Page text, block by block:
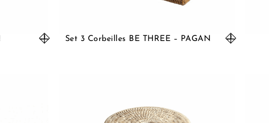
Set 3 Corbeilles BE THREE – PAGAN